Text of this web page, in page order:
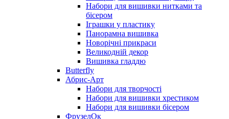
Набори для вишивки нитками та
бісером
Іграшки у пластику
Панорамна вишивка
Новорічні прикраси
Великодній декор
Вишивка гладдю
Butterfly
Абрис-Арт
Набори для творчості
Набори для вишивки хрестиком
Набори для вишивки бісером
ФрузелОк